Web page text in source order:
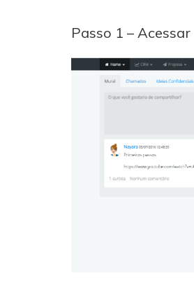
Passo 1 –